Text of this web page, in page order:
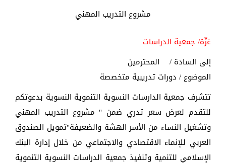
مشروع التدريب المهني
غزّة/ جمعية الدراسات
إلى السادة / المحترمين
الموضوع / دورات تدريبية متخصصة
تتشرف جمعية الدارسات النسوية التنموية النسوية بدعوتكم
للتقدم لعرض سعر تدري ضمن " مشروع التدريب المهني
وتشغيل النساء من الأسر الهشة والضعيفة"تمويل الصندوق
العربي للإنماء الاقتصادي والاجتماعي من خلال إدارة البنك
الإسلامي للتنمية وتنفيذ جمعية الدراسات النسوية التنموية